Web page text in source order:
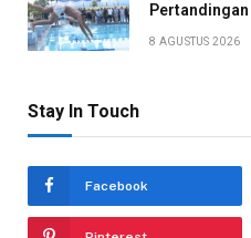
Pertandingan
8 AGUSTUS 2026
Stay In Touch
Facebook